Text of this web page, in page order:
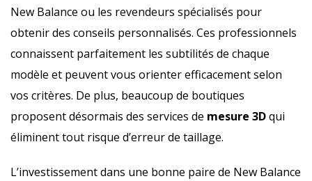
New Balance ou les revendeurs spécialisés pour
obtenir des conseils personnalisés. Ces professionnels
connaissent parfaitement les subtilités de chaque
modèle et peuvent vous orienter efficacement selon
vos critères. De plus, beaucoup de boutiques
proposent désormais des services de mesure 3Dqui
éliminent tout risque d’erreur de taillage.
L’investissement dans une bonne paire de New Balance